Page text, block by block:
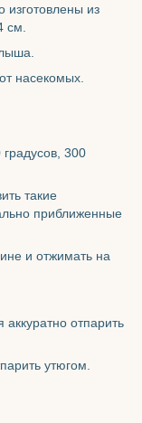
изготовлены из
см.
насекомых.
300
такие
приближенные
и отжимать на
отпарить
утюгом.